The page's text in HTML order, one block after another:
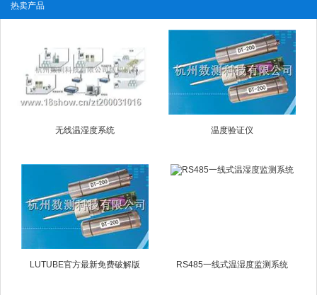
热卖产品
无线温湿度系统 温度验证仪
LUTUBE官方最新免费破解版 RS485一线式温湿度监测系统